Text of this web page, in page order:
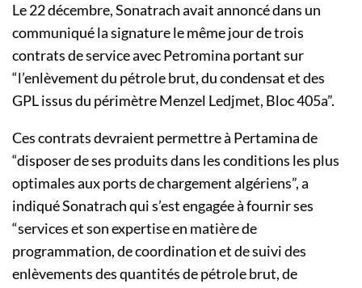
Le 22 décembre, Sonatrach avait annoncé dans un
communiqué la signature le même jour de trois
contrats de service avec Petromina portant sur
“l’enlèvement du pétrole brut, du condensat et des
GPL issus du périmètre Menzel Ledjmet, Bloc 405a”.
Ces contrats devraient permettre à Pertamina de
“disposer de ses produits dans les conditions les plus
optimales aux ports de chargement algériens”, a
indiqué Sonatrach qui s’est engagée à fournir ses
“services et son expertise en matière de
programmation, de coordination et de suivi des
enlèvements des quantités de pétrole brut, de